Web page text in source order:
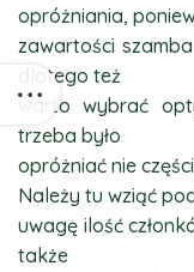
opróżniania,
zawartości
dlatego też
warto wybrać
trzeba było
opróżniać nie
Należy tu wziąć
uwagę ilość
także